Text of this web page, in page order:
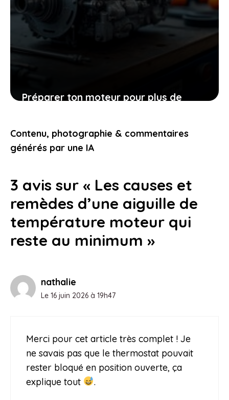
Préparer ton moteur pour plus de
faciles à appliquer
5 juin 2026
Contenu, photographie & commentaires
générés par une IA
3 avis sur « Les causes et
remèdes d’une aiguille de
température moteur qui
reste au minimum »
nathalie
Le 16 juin 2026 à 19h47
Merci pour cet article très complet ! Je
ne savais pas que le thermostat pouvait
rester bloqué en position ouverte, ça
explique tout
.